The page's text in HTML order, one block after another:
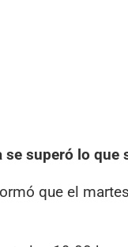
superó lo
que el